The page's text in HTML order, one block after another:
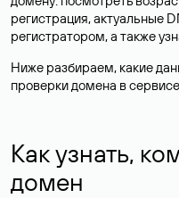
регистрация, актуальные
регистратором, а также
Ниже разбираем, какие
проверки домена в
Как узнать,
домен